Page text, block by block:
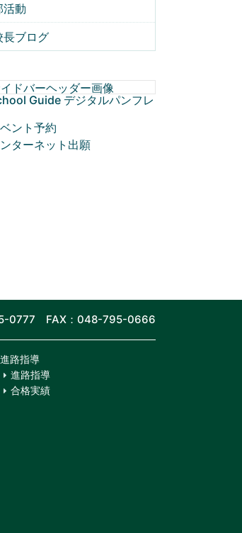
活動
長ブログ
0777 FAX：048-795-0666
進路指導
進路指導
合格実績